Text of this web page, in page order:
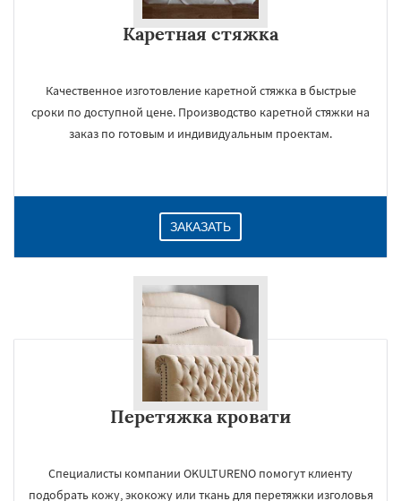
Каретная стяжка
Качественное изготовление каретной стяжка в быстрые
сроки по доступной цене. Производство каретной стяжки на
заказ по готовым и индивидуальным проектам.
ЗАКАЗАТЬ
Перетяжка кровати
Специалисты компании OKULTURENO помогут клиенту
подобрать кожу, экокожу или ткань для перетяжки изголовья